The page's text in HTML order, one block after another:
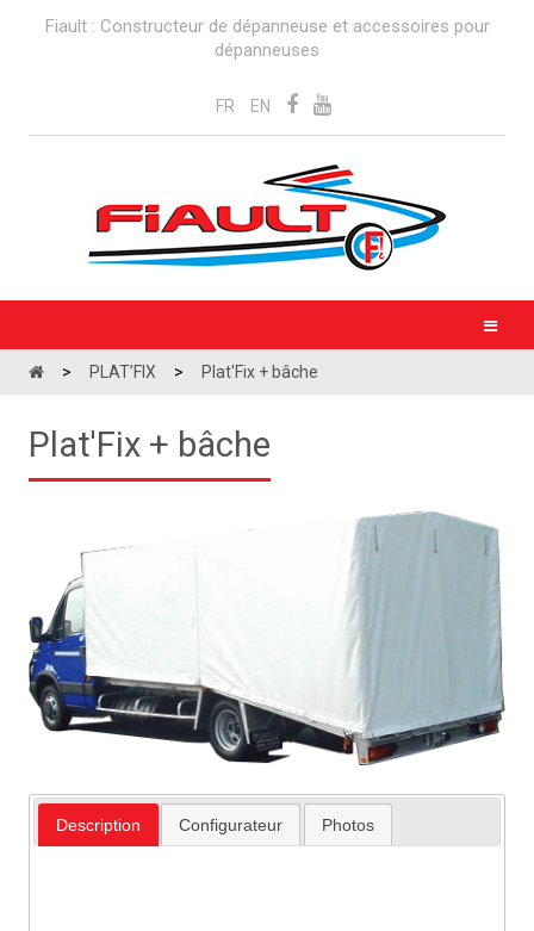
Fiault : Constructeur de dépanneuse et accessoires pour
dépanneuses
FR EN
> PLAT’FIX > Plat'Fix + bâche
Plat'Fix + bâche
Description Configurateur Photos